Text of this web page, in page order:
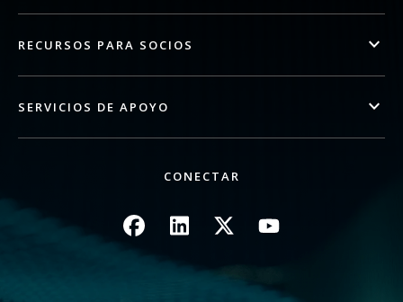
RECURSOS PARA SOCIOS
SERVICIOS DE APOYO
CONECTAR
ImagenImagenImagenImagen